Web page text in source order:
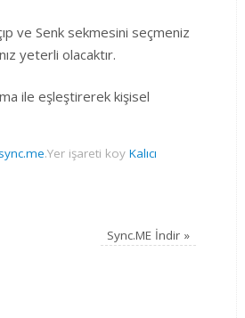
ve Senk sekmesini seçmeniz
yeterli olacaktır.
ile eşleştirerek kişisel
sync.me.Yer işareti koy Kalıcı
Sync.ME İndir »